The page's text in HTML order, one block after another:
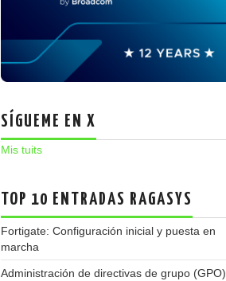
SÍGUEME EN X
Mis tuits
TOP 10 ENTRADAS RAGASYS
Fortigate: Configuración inicial y puesta en
marcha
Administración de directivas de grupo (GPO)